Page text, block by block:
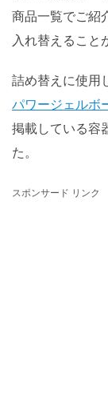
商品一覧でご紹
入れ替えること
詰め替えに使用
パワージェルボ
掲載している容
た。
スポンサード リンク